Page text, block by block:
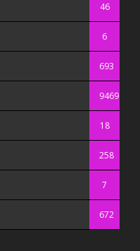
46
6
693
9469
18
258
7
672